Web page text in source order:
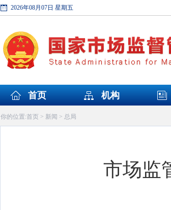
2026年08月07日 星期五
首页 机构
你的位置:首页> 新闻 > 总局
市场监